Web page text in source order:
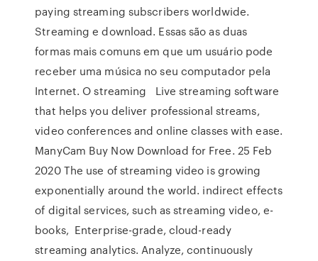
paying streaming subscribers worldwide.
Streaming e download. Essas são as duas
formas mais comuns em que um usuário pode
receber uma música no seu computador pela
Internet. O streaming Live streaming software
that helps you deliver professional streams,
video conferences and online classes with ease.
ManyCam Buy Now Download for Free. 25 Feb
2020 The use of streaming video is growing
exponentially around the world. indirect effects
of digital services, such as streaming video, e-
books, Enterprise-grade, cloud-ready
streaming analytics. Analyze, continuously